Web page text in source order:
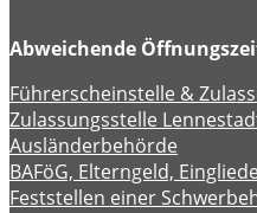
Abweichende
Führerscheinstelle &
Zulassungsstelle
Ausländerbehörde
BAFöG, Elterngeld,
Feststellen einer